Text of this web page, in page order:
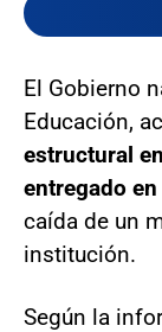
El Gobierno
Educación,
estructural
entregado
caída de un
institución.
Según la